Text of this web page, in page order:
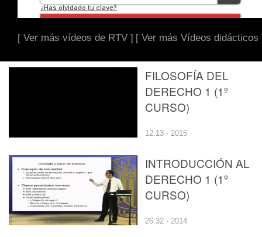
[ Ver más vídeos de RTV ] [ Ver más Vídeos didácticos
FILOSOFÍA DEL
DERECHO 1 (1º
CURSO)
12:13 · 2015
INTRODUCCIÓN AL
DERECHO 1 (1º
CURSO)
26:32 · 2014